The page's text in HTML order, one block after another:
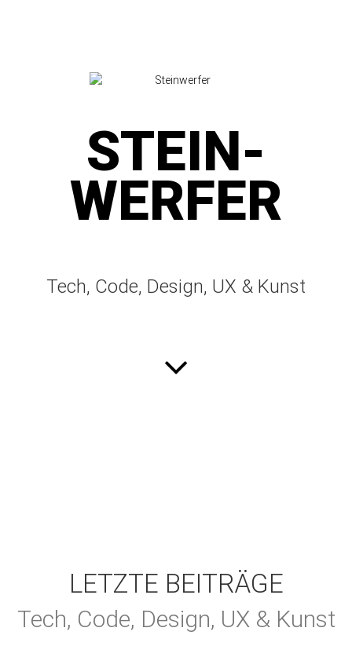
STEIN­
WERFER
Tech, Code, Design, UX & Kunst
LETZTE BEITRÄGE
Tech, Code, Design, UX & Kunst